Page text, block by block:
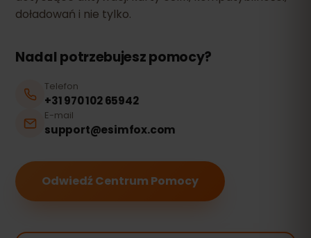
doładowań i nie tylko.
Nadal potrzebujesz pomocy?
Telefon
+31 970 102 65942
E-mail
support@esimfox.com
Odwiedź Centrum Pomocy